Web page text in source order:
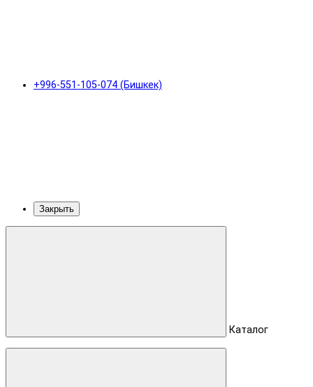
+996-551-105-074 (Бишкек)
Закрыть
Каталог